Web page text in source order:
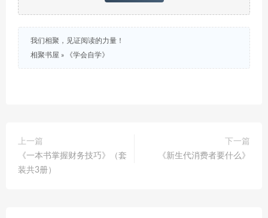
我们相聚，见证阅读的力量！
相聚书屋 » 《学会自学》
上一篇
《一本书掌握财务技巧》（套
装共3册）
下一篇
《新生代消费者要什么》